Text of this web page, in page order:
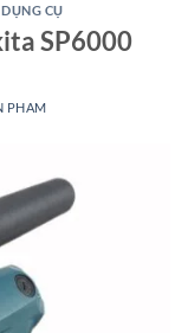
CỤ
SP6000
PHAM